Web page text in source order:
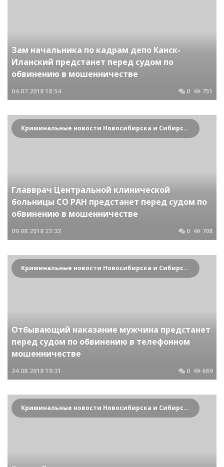
Зам начальника по кадрам депо Канск-
Иланский предстанет перед судом по
обвинению в мошенничестве
04.07.201818:54 0 751
Криминальные новости Новосибирска и Сибирского региона
Главврач Центральной клинической
больницы СО РАН предстанет перед судом по
обвинению в мошенничестве
09.08.2018 22:32 0 708
Криминальные новости Новосибирска и Сибирского региона
Отбывающий наказание мужчина предстанет
перед судом по обвинению в телефонном
мошенничестве
24.08.201819:31 0 669
Криминальные новости Новосибирска и Сибирского региона